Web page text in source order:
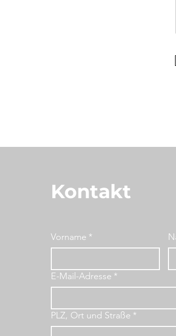
Kontakt
Vorname *
E-Mail-Adresse *
PLZ, Ort und Straße *